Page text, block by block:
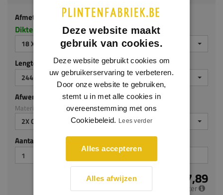
Afmeting
Dikte x hoogte in millimeters
18 X 90 MM
Lengte (mm)
2440
Afwerking
Materiaal: MDF ecologisch
2X GEGROND
Aantal stuks
€ 7,89
per meter
Deze website maakt
gebruik van cookies.
Deze website gebruikt cookies om
uw gebruikerservaring te verbeteren.
Door onze website te gebruiken,
stemt u in met alle cookies in
overeenstemming met ons
Cookiebeleid. Lees verder
Alles accepteren
Alles afwijzen